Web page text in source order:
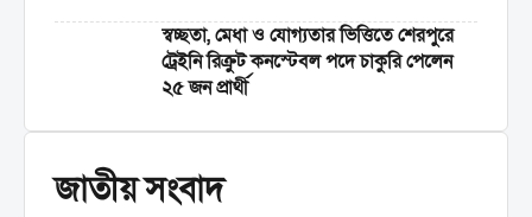
স্বচ্ছতা, মেধা ও যোগ্যতার ভিত্তিতে শেরপুরে
ট্রেইনি রিক্রুট কনস্টেবল পদে চাকুরি পেলেন
২৫ জন প্রার্থী
জাতীয় সংবাদ